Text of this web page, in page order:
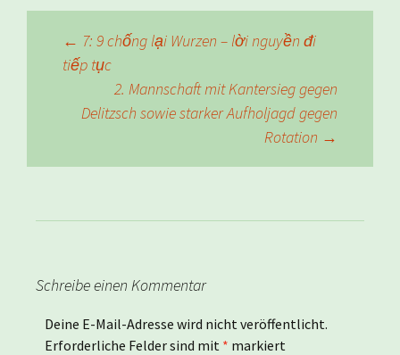
Beitragsnavigation
← 7: 9 chống lại Wurzen – lời nguyền đi
tiếp tục
2. Mannschaft mit Kantersieg gegen
Delitzsch sowie starker Aufholjagd gegen
Rotation →
Schreibe einen Kommentar
Deine E-Mail-Adresse wird nicht veröffentlicht.
Erforderliche Felder sind mit * markiert